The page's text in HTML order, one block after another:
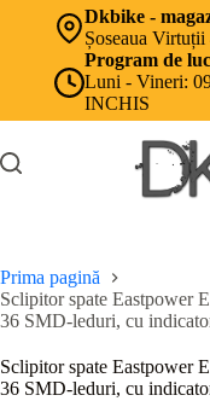
Dkbike -
Șoseaua
Program de
Luni - Vineri:
INCHIS
Prima pagină
Sclipitor spate Eastpower
36 SMD-leduri, cu
Sclipitor spate Eastpower
36 SMD-leduri, cu